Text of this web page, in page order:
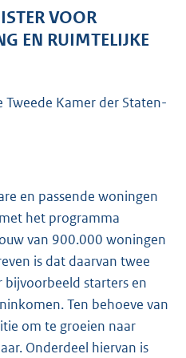
e
b
VOOR
EN RUIMTELIJKE
Tweede Kamer der Staten-
en passende woningen
het programma
van 900.000 woningen
is dat daarvan twee
bijvoorbeeld starters en
Ten behoeve van
om te groeien naar
Onderdeel hiervan is